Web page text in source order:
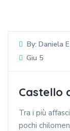
By: Daniela
Giu 5
Castello
Tra i più
pochi